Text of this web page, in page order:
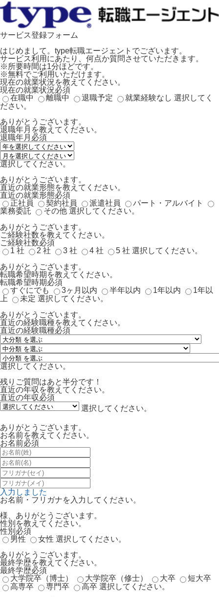
サービス登録フォーム
はじめまして。type転職エージェントでございます。
サービス利用にあたり、何点か質問させていただきます。
※所要時間は1分ほどです。
※無料でご利用いただけます。
現在の就業状況を教えてください。
現在の就業状況必須
在職中
離職中 退職予定 就業経験なし 選択してく
ださい。
ありがとうございます。
退職年月を教えてください。
退職年月 必須
選択してください。
ありがとうございます。
直近の就業形態を教えてください。
直近の就業形態必須
正社員
契約社員 派遣社員
パート・アルバイト
業務委託
その他 選択してください。
ありがとうございます。
ご経験社数を教えてください。
ご経験社数必須
1 社
2 社 3 社 4 社 5 社 選択してください。
ありがとうございます。
転職希望時期を教えてください。
転職希望時期必須
すぐにでも
3ヶ月以内 半年以内 1年以内
1年以
上
未定 選択してください。
ありがとうございます。
直近の経験職種を教えてください。
直近の経験職種必須
選択してください。
残りご質問はあと半分です！
直近の年収を教えてください。
直近の年収必須
選択してください。
ありがとうございます。
お名前を教えてください。
お名前必須
入力しました
お名前・フリガナを入力してください。
様、ありがとうございます。
性別を教えてください。
性別 必須
男性
女性 選択してください。
ありがとうございます。
最終学歴を教えてください。
最終学歴必須
大学院卒（博士）
大学院卒（修士） 大卒
短大卒
高専卒
専門卒 高卒 選択してください。